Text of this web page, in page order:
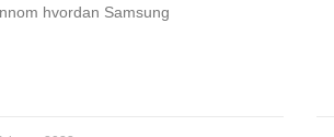
hvordan Samsung